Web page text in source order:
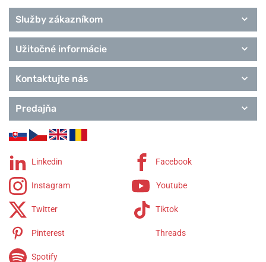
Služby zákazníkom
Užitočné informácie
Kontaktujte nás
Predajňa
Linkedin Facebook
Instagram Youtube
Twitter Tiktok
Pinterest Threads
Spotify